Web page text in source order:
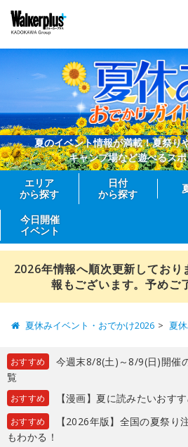
夏のイベント情報が満載！夏祭り
キャンプ場など遊べるス
エリア
から探す
日付
から探す
今日開催
イベント
2026年情報へ順次更新しており
報もございます。予めご
夏休みイベント・おでかけ2026 夏
おすすめ
今週末8/8(土)～8/9(日)開催
覧
おすすめ 【漫画】夏に読みたいおす
おすすめ
【2026年版】全国の夏祭り
もわかる！